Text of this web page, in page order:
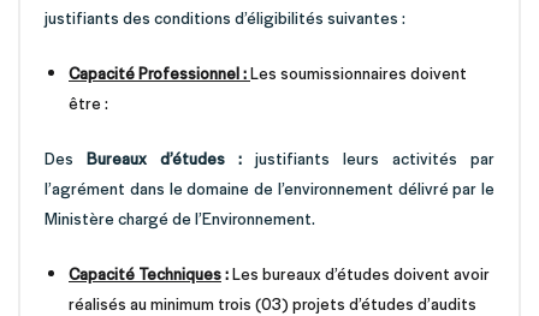
justifiants des conditions d’éligibilités suivantes :
Capacité Professionnel :Les soumissionnaires doivent
être :
Des Bureaux d’études : justifiants leurs activités par
l’agrément dans le domaine de l’environnement délivré par le
Ministère chargé de l’Environnement.
Capacité Techniques:Les bureaux d’études doivent avoir
réalisés au minimum trois (03) projets d’études d’audits